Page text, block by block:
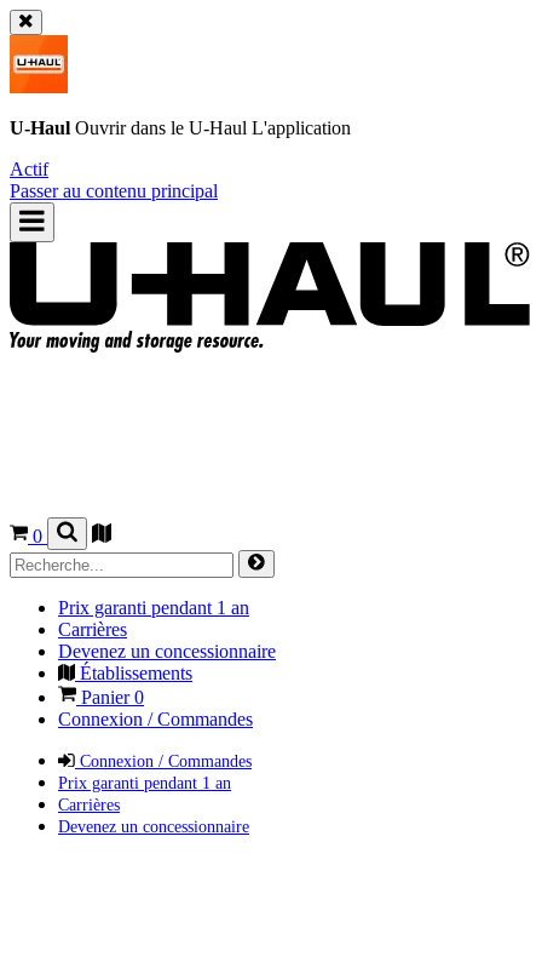
U-Haul Ouvrir dans le U-Haul L'application
Actif
Passer au contenu principal
0
Prix garanti pendant 1 an
Carrières
Devenez un concessionnaire
Établissements
Panier0
Connexion / Commandes
Connexion / Commandes
Prix garanti pendant 1 an
Carrières
Devenez un concessionnaire